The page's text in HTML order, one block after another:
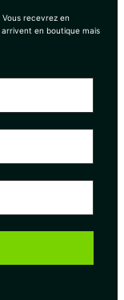
recevrez en
en boutique mais